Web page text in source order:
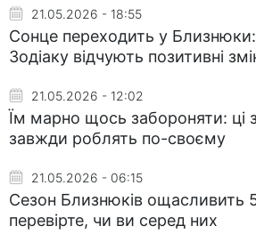
21.05.2026 - 18:55
Сонце переходить у Близнюки:
Зодіаку відчують позитивні
21.05.2026 - 12:02
Їм марно щось забороняти: ці
завжди роблять по-своєму
21.05.2026 - 06:15
Сезон Близнюків ощасливить 5
перевірте, чи ви серед них